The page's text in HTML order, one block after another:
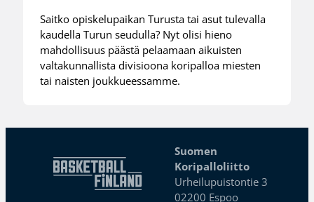
Saitko opiskelupaikan Turusta tai asut tulevalla
kaudella Turun seudulla? Nyt olisi hieno
mahdollisuus päästä pelaamaan aikuisten
valtakunnallista divisioona koripalloa miesten
tai naisten joukkueessamme.
Suomen
Koripalloliitto
Urheilupuistontie 3
02200 Espoo